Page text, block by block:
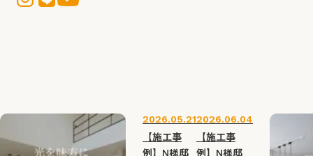
2026.05.21
【施工事
例】N様邸
2026.06.04
【施工事
例】N様邸